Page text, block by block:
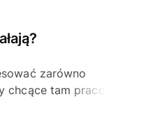
zarówno
tam pracować.